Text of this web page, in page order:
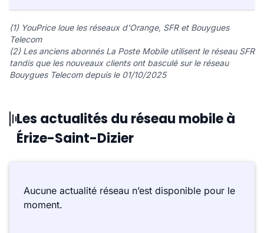
(1) YouPrice loue les réseaux d'Orange, SFR et Bouygues
Telecom
(2) Les anciens abonnés La Poste Mobile utilisent le réseau SFR
tandis que les nouveaux clients ont basculé sur le réseau
Bouygues Telecom depuis le 01/10/2025
Les actualités du réseau mobile à
Érize-Saint-Dizier
Aucune actualité réseau n’est disponible pour le
moment.